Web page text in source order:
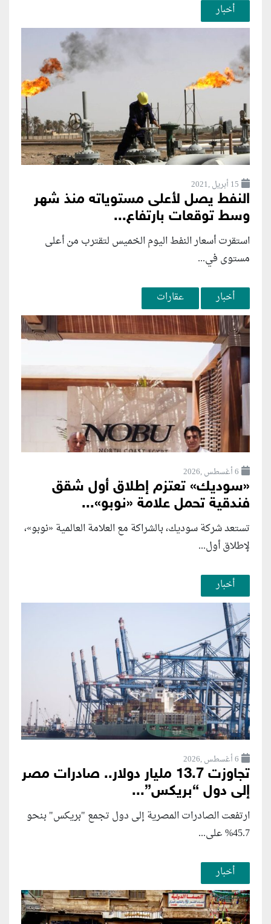
أخبار
15 أبريل ,2021
النفط يصل لأعلى مستوياته منذ شهر
وسط توقعات بارتفاع...
استقرت أسعار النفط اليوم الخميس لتقترب من أعلى
مستوى في...
أخبار عقارات
6 أغسطس ,2026
«سوديك» تعتزم إطلاق أول شقق
فندقية تحمل علامة «نوبو»...
تستعد شركة سوديك، بالشراكة مع العلامة العالمية «نوبو»،
لإطلاق أول...
أخبار
6 أغسطس ,2026
تجاوزت 13.7 مليار دولار.. صادرات مصر
إلى دول “بريكس”...
ارتفعت الصادرات المصرية إلى دول تجمع "بريكس" بنحو
45.7% على...
أخبار